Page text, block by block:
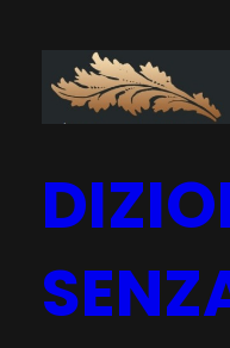
contenuto